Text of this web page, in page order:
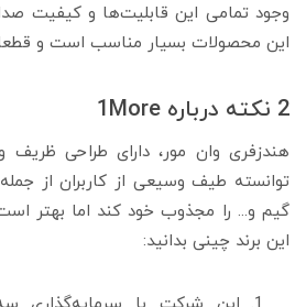
وجود تمامی این قابلیت‌ها و کیفیت
این محصولات بسیار مناسب است و قطعا
2 نکته درباره 1More
هندزفری وان مور، دارای طراحی
توانسته طیف وسیعی از کاربران از
این برند چینی بدانید: